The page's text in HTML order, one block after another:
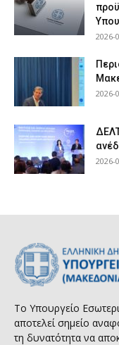
2026-
2026-
2026-
Το Υπουργείο
αποτελεί σημείο
τη δυνατότητα να